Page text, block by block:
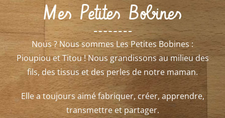
Mes Petites Bobines
Nous ? Nous sommes Les Petites Bobines :
Pioupiou et Titou ! Nous grandissons au milieu des
fils, des tissus et des perles de notre maman.
Elle a toujours aimé fabriquer, créer, apprendre,
transmettre et partager.